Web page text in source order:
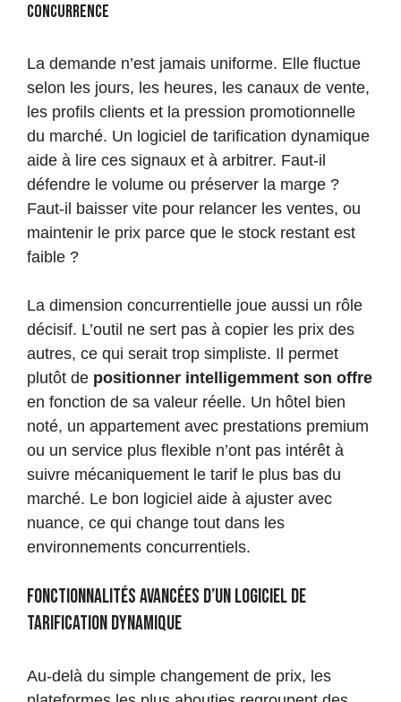
concurrence
La demande n’est jamais uniforme. Elle fluctue
selon les jours, les heures, les canaux de vente,
les profils clients et la pression promotionnelle
du marché. Un logiciel de tarification dynamique
aide à lire ces signaux et à arbitrer. Faut-il
défendre le volume ou préserver la marge ?
Faut-il baisser vite pour relancer les ventes, ou
maintenir le prix parce que le stock restant est
faible ?
La dimension concurrentielle joue aussi un rôle
décisif. L’outil ne sert pas à copier les prix des
autres, ce qui serait trop simpliste. Il permet
plutôt de positionner intelligemment son offre
en fonction de sa valeur réelle. Un hôtel bien
noté, un appartement avec prestations premium
ou un service plus flexible n’ont pas intérêt à
suivre mécaniquement le tarif le plus bas du
marché. Le bon logiciel aide à ajuster avec
nuance, ce qui change tout dans les
environnements concurrentiels.
Fonctionnalités avancées d’un logiciel de
tarification dynamique
Au-delà du simple changement de prix, les